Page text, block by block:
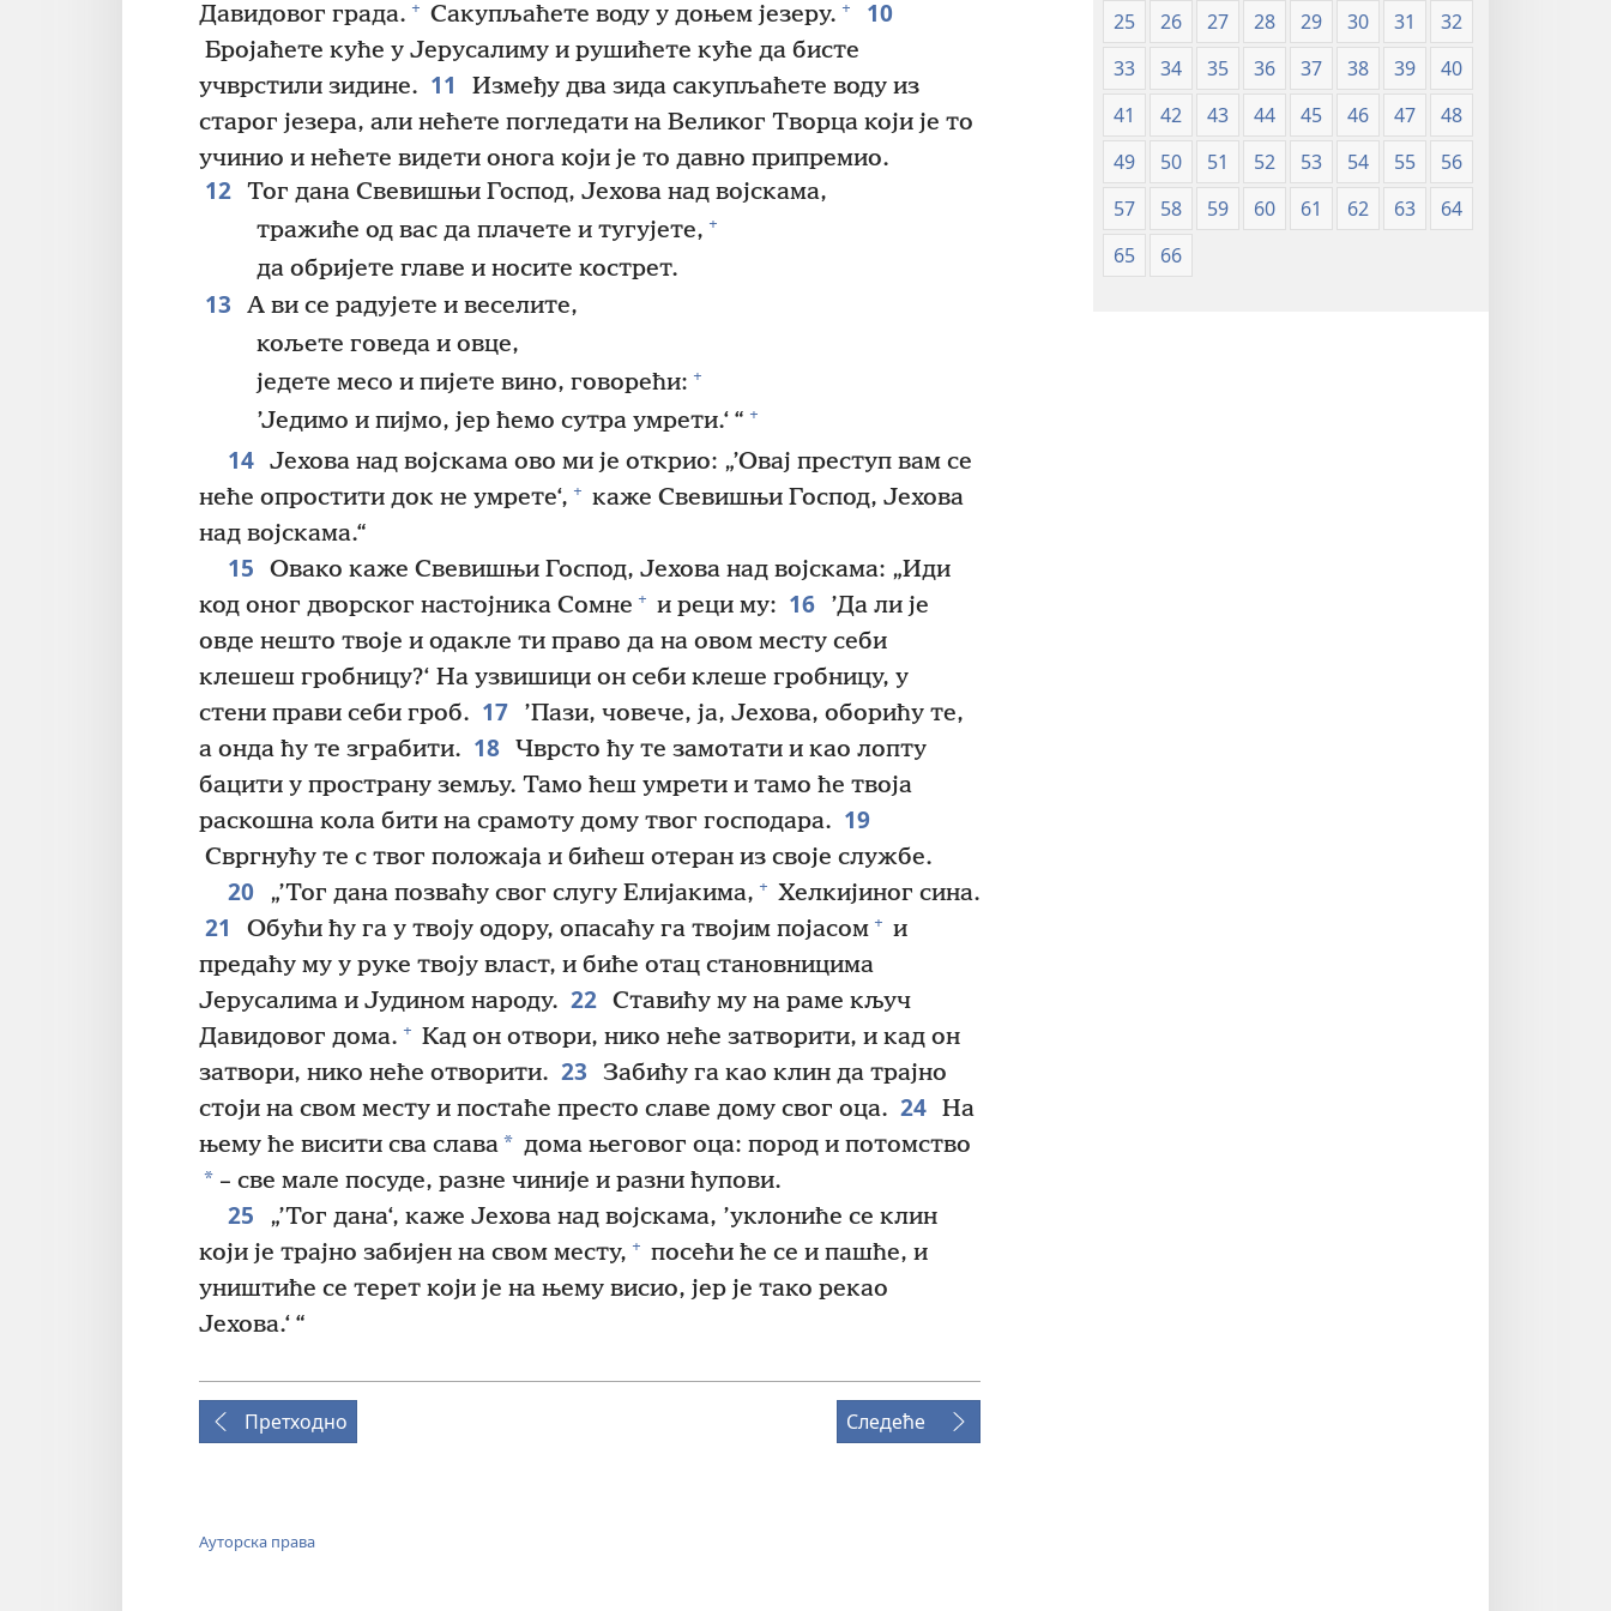
Давидовог града. + Сакупљаћете воду у доњем језеру. + 10
Бројаћете куће у Јерусалиму и рушићете куће да бисте
учврстили зидине. 11
Између два зида сакупљаћете воду из
старог језера, али нећете погледати на Великог Творца који је то
учинио и нећете видети онога који је то давно припремио.
12 Тог дана Свевишњи Господ, Јехова над војскама,
тражиће од вас да плачете и тугујете, +
да обријете главе и носите кострет.
13
А ви се радујете и веселите,
кољете говеда и овце,
једете месо и пијете вино, говорећи: +
’Једимо и пијмо, јер ћемо сутра умрети.‘ “ +
14 Јехова над војскама ово ми је открио: „’Овај преступ вам се
неће опростити док не умрете‘, + каже Свевишњи Господ, Јехова
над војскама.“
15
Овако каже Свевишњи Господ, Јехова над војскама: „Иди
код оног дворског настојника Сомне + и реци му: 16
’Да ли је
овде нешто твоје и одакле ти право да на овом месту себи
клешеш гробницу?‘ На узвишици он себи клеше гробницу, у
стени прави себи гроб. 17
’Пази, човече, ја, Јехова, оборићу те,
а онда ћу те зграбити. 18 Чврсто ћу те замотати и као лопту
бацити у пространу земљу. Тамо ћеш умрети и тамо ће твоја
раскошна кола бити на срамоту дому твог господара. 19
Свргнућу те с твог положаја и бићеш отеран из своје службе.
20 „’Тог дана позваћу свог слугу Елијакима, + Хелкијиног сина.
21 Обући ћу га у твоју одору, опасаћу га твојим појасом + и
предаћу му у руке твоју власт, и биће отац становницима
Јерусалима и Јудином народу. 22 Ставићу му на раме кључ
Давидовог дома. + Кад он отвори, нико неће затворити, и кад он
затвори, нико неће отворити. 23
Забићу га као клин да трајно
стоји на свом месту и постаће престо славе дому свог оца. 24 На
њему ће висити сва слава* дома његовог оца: пород и потомство
* – све мале посуде, разне чиније и разни ћупови.
25
„’Тог дана‘, каже Јехова над војскама, ’уклониће се клин
који је трајно забијен на свом месту, + посећи ће се и пашће, и
уништиће се терет који је на њему висио, јер је тако рекао
Јехова.‘ “
Претходно Следеће
Ауторска права
25 26 27 28 29 30 31
32
33
34 35 36 37 38 39
40
41
42 43 44 45 46 47
48
49
50 51 52 53 54 55
56
57
58 59 60 61 62 63
64
65
66